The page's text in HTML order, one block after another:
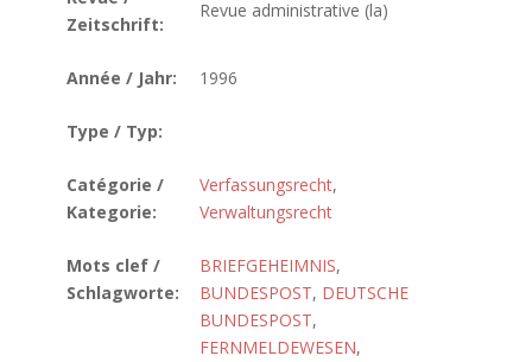
Zeitschrift:
Revue administrative (la)
Année / Jahr: 1996
Type / Typ:
Catégorie /
Kategorie:
Verfassungsrecht,
Verwaltungsrecht
Mots clef /
Schlagworte:
BRIEFGEHEIMNIS,
BUNDESPOST, DEUTSCHE
BUNDESPOST,
FERNMELDEWESEN,